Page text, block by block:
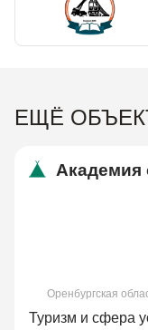
ЕЩЁ
Академия
Оренбургская
Туризм и сфера